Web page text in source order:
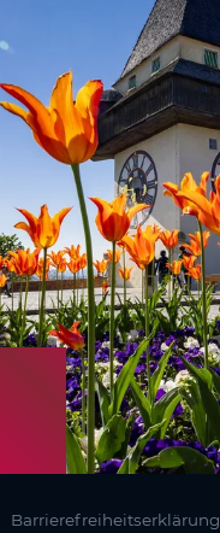
Barrierefreiheitserklärung